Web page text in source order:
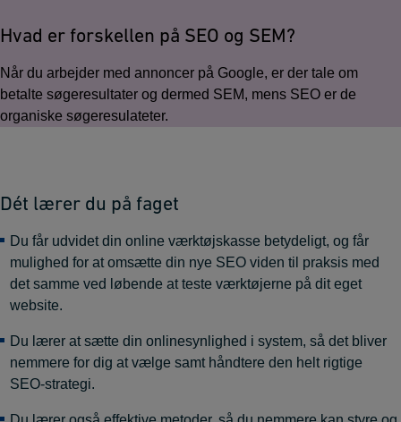
Hvad er forskellen på SEO og SEM?
Når du arbejder med annoncer på Google, er der tale om
betalte søgeresultater og dermed SEM, mens SEO er de
organiske søgeresulateter.
Dét lærer du på faget
Du får udvidet din online værktøjskasse betydeligt, og får
mulighed for at omsætte din nye SEO viden til praksis med
det samme ved løbende at teste værktøjerne på dit eget
website.
Du lærer at sætte din onlinesynlighed i system, så det bliver
nemmere for dig at vælge samt håndtere den helt rigtige
SEO-strategi.